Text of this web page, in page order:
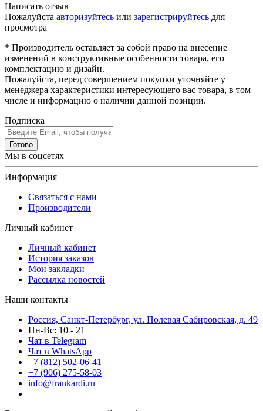
Написать отзыв
Пожалуйста авторизуйтесь или зарегистрируйтесь для
просмотра
* Производитель оставляет за собой право на внесение
изменений в конструктивные особенности товара, его
комплектацию и дизайн.
Пожалуйста, перед совершением покупки уточняйте у
менеджера характеристики интересующего вас товара, в том
числе и информацию о наличии данной позиции.
Подписка
Готово
Мы в соцсетях
Информация
Связаться с нами
Производители
Личный кабинет
Личный кабинет
История заказов
Мои закладки
Рассылка новостей
Наши контакты
Россия, Санкт-Петербург, ул. Полевая Сабировская, д. 49
Пн-Вс: 10 - 21
Чат в Telegram
Чат в WhatsApp
+7 (812) 502-06-41
+7 (906) 275-58-03
info@frankardi.ru